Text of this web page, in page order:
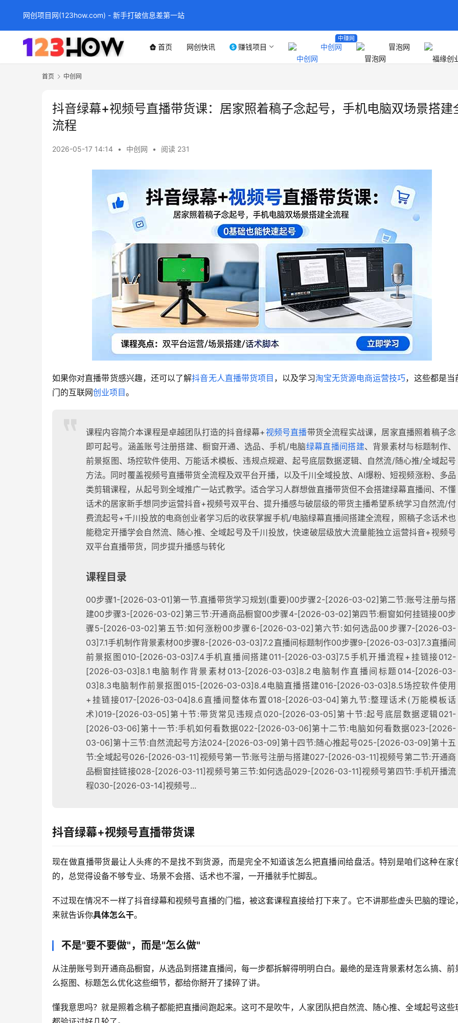
首页 网创快讯 赚钱项目 中创网
中赚网
冒泡网
首页 中创网
抖音绿幕+视频号直播带货课：居家照着稿子念起号，手机电脑双场景搭建
流程
2026-05-17 14:14 • 中创网 • 阅读 231
如果你对直播带货感兴趣，还可以了解抖音无人直播带货项目 ，以及学习淘宝无货源电商运营技巧，这些都是当
门的互联网创业项目。
课程内容简介本课程是卓越团队打造的抖音绿幕+视频号直播带货全流程实战课，居家直播照着稿子念
即可起号。涵盖账号注册搭建、橱窗开通、选品、手机/电脑绿幕直播间搭建、背景素材与标题制作、
前景抠图、场控软件使用、万能话术模板、违规点规避、起号底层数据逻辑、自然流/随心推/全域起号
方法。同时覆盖视频号直播带货全流程及双平台开播，以及千川全域投放、AI爆粉、短视频涨粉、多品
类剪辑课程，从起号到全域推广一站式教学。适合学习人群想做直播带货但不会搭建绿幕直播间、不懂
话术的居家新手想同步运营抖音+视频号双平台、提升播感与破层级的带货主播希望系统学习自然流/付
费流起号+千川投放的电商创业者学习后的收获掌握手机/电脑绿幕直播间搭建全流程，照稿子念话术也
能稳定开播学会自然流、随心推、全域起号及千川投放，快速破层级放大流量能独立运营抖音+视频号
双平台直播带货，同步提升播感与转化
课程目录
00步骤1-[2026-03-01]第一节.直播带货学习规划(重要)00步骤2-[2026-03-02]第二节:账号注册与搭
建00步骤3-[2026-03-02]第三节:开通商品橱窗00步骤4-[2026-03-02]第四节:橱窗如何挂链接00步
骤5-[2026-03-02]第五节:如何涨粉00步骤6-[2026-03-02]第六节:如何选品00步骤7-[2026-03-
03]7.1手机制作背景素材00步骤8-[2026-03-03]7.2直播间标题制作00步骤9-[2026-03-03]7.3直播间
前景抠图010-[2026-03-03]7.4手机直播间搭建011-[2026-03-03]7.5手机开播流程+挂链接012-
[2026-03-03]8.1电脑制作背景素材013-[2026-03-03]8.2电脑制作直播间标题014-[2026-03-
03]8.3电脑制作前景抠图015-[2026-03-03]8.4电脑直播搭建016-[2026-03-03]8.5场控软件使用
+挂链接017-[2026-03-04]8.6直播间整体布置018-[2026-03-04]第九节:整理话术(万能模板话
术)019-[2026-03-05]第十节:带货常见违规点020-[2026-03-05]第十节:起号底层数据逻辑021-
[2026-03-06]第十一节:手机如何看数据022-[2026-03-06]第十二节:电脑如何看数据023-[2026-
03-06]第十三节:自然流起号方法024-[2026-03-09]第十四节:随心推起号025-[2026-03-09]第十五
节:全域起号026-[2026-03-11]视频号第一节:账号注册与搭建027-[2026-03-11]视频号第二节:开通商
品橱窗挂链接028-[2026-03-11]视频号第三节:如何选品029-[2026-03-11]视频号第四节:手机开播流
程030-[2026-03-14]视频号...
抖音绿幕+视频号直播带货课
现在做直播带货最让人头疼的不是找不到货源，而是完全不知道该怎么把直播间给盘活。特别是咱们这种在家
的，总觉得设备不够专业、场景不会搭、话术也不溜，一开播就手忙脚乱。
不过现在情况不一样了抖音绿幕和视频号直播的门槛，被这套课程直接给打下来了。它不讲那些虚头巴脑的理论
来就告诉你具体怎么干。
不是"要不要做"，而是"怎么做"
从注册账号到开通商品橱窗，从选品到搭建直播间，每一步都拆解得明明白白。最绝的是连背景素材怎么搞、前
么抠图、标题怎么优化这些细节，都给你掰开了揉碎了讲。
懂我意思吗？就是照着念稿子都能把直播间跑起来。这可不是吹牛，人家团队把自然流、随心推、全域起号这些
网创项目网(123how.com) - 新手打破信息差第一站